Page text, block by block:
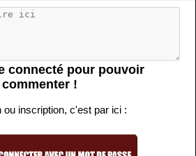
connecté pour pouvoir
commenter !
ou inscription, c'est par ici :